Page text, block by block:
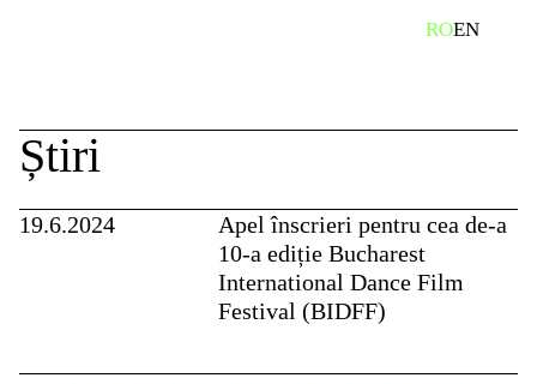
ROEN
Știri
19.6.2024
Apel înscrieri pentru cea de-a
10-a ediție Bucharest
International Dance Film
Festival (BIDFF)